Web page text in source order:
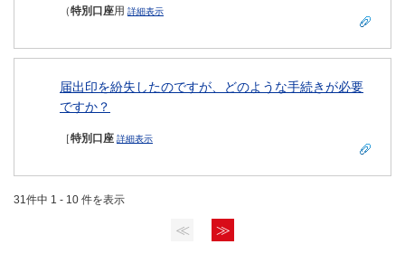
（特別口座用 詳細表示
届出印を紛失したのですが、どのような手続きが必要
ですか？
［特別口座 詳細表示
31件中 1 - 10 件を表示
≪ ≫